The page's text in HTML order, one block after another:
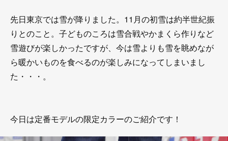
先日東京では雪が降りました。11月の初雪は約半世紀振
りとのこと。子どものころは雪合戦やかまくら作りなど
雪遊びが楽しかったですが、今は雪よりも雪を眺めなが
ら暖かいものを食べるのが楽しみになってしまいまし
た・・・。
今日は定番モデルの限定カラーのご紹介です！